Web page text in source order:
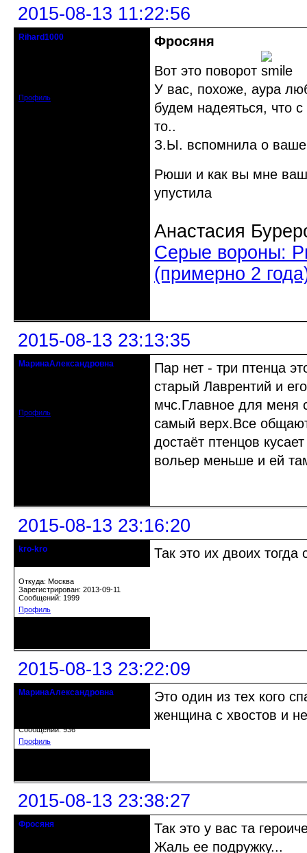
2015-08-13 11:22:56
Rihard1000
Профиль
Фросяня
Вот это поворот
У вас, похоже, аура
будем надеяться, что
то..
З.Ы. вспомнила о
Рюши и как вы мне
упустила
Анастасия
Серые вороны:
(примерно 2
2015-08-13 23:13:35
МаринаАлександровна
Профиль
Пар нет - три птенца
старый Лаврентий и
мчс.Главное для меня
самый верх.Все
достаёт птенцов
вольер меньше и ей
2015-08-13 23:16:20
kro-kro
Откуда: Москва
Зарегистрирован: 2013-09-11
Сообщений: 1999
Профиль
Так это их двоих тогда
2015-08-13 23:22:09
МаринаАлександровна
Сообщений: 936
Профиль
Это один из тех кого
женщина с хвостов и
2015-08-13 23:38:27
Фросяня
Так это у вас та
Жаль ее подружку...